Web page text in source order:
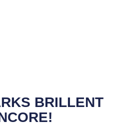
BRILLENT